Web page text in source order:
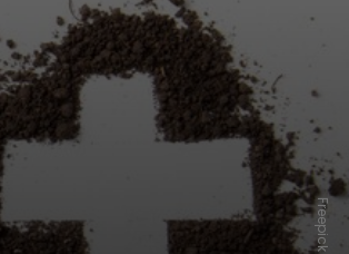
Freepick